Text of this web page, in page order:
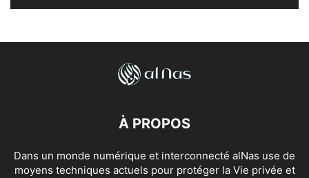
À PROPOS
Dans un monde numérique et interconnecté alNas use de
moyens techniques actuels pour protéger la Vie privée et